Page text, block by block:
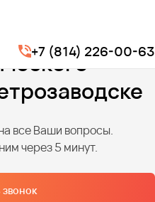
+7 (814) 226-00-63
маршруты
все Ваши вопросы.
через 5 минут.
звонок